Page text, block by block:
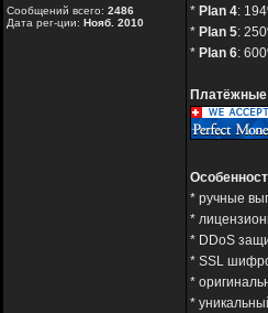
Сообщений всего: 2486
Дата рег-ции: Нояб. 2010
* Plan 4:
* Plan 5:
* Plan 6:
* ручные
*
* DDoS
* SSL
*
*